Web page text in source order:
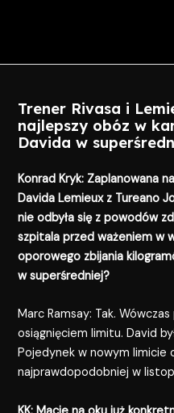
Trener Rivasa i
najlepszy obóz w
Davida w
Konrad Kryk: Zaplanowana
Davida Lemieux z Tureano
nie odbyła się z powodów
szpitala przed ważeniem w
oporowego zbijania
w superśredniej?
Marc Ramsay: Tak.
osiągnięciem limitu. David
Pojedynek w nowym limicie
najprawdopodobniej w